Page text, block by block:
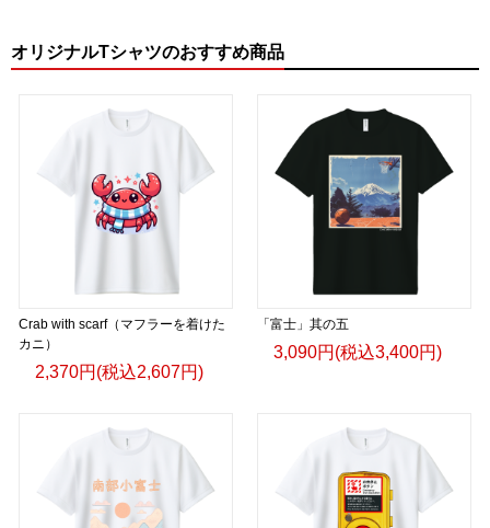
オリジナルTシャツのおすすめ商品
Crab with scarf（マフラーを着けた
カニ）
2,370円(税込2,607円)
「富士」其の五
3,090円(税込3,400円)